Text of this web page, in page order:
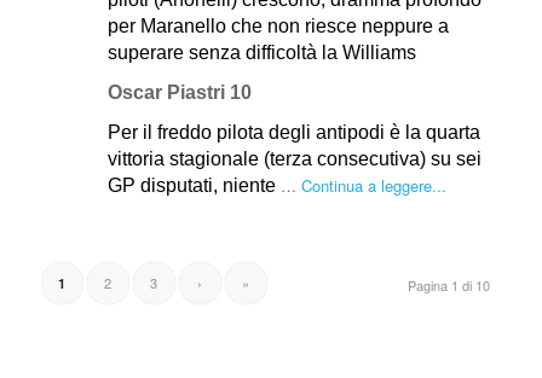
per Maranello che non riesce neppure a
superare senza difficoltà la Williams
Oscar Piastri 10
Per il freddo pilota degli antipodi è la quarta
vittoria stagionale (terza consecutiva) su sei
GP disputati, niente … Continua a leggere...
Pagina 1 di 10
1 2 3 › »